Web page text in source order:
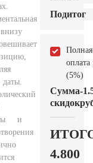
и
Подитог
Полная
оплата
(5%)
Сумма
скидок
-
4.800